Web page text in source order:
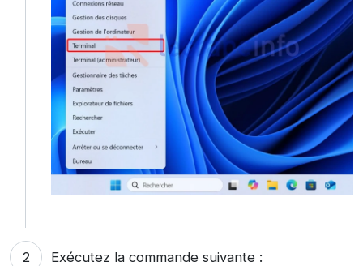
Exécutez la commande suivante :